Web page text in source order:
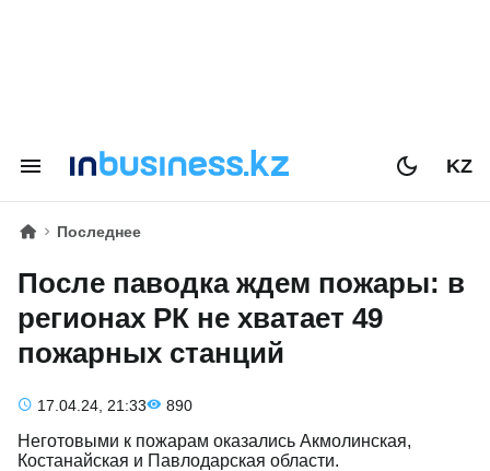
KZ
Последнее
После паводка ждем пожары: в
регионах РК не хватает 49
пожарных станций
17.04.24, 21:33 890
Неготовыми к пожарам оказались Акмолинская,
Костанайская и Павлодарская области.